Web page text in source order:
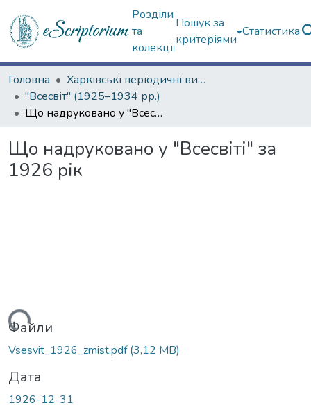
Розділи
та
колекції
Пошук за
критеріями
Статистика
Головна
Харківські періодичні видання
"Всесвіт" (1925–1934 рр.)
Що надруковано у "Всесвіті" за 1926 рік
Що надруковано у "Всесвіті" за
1926 рік
Файли
Vsesvit_1926_zmist.pdf(3,12 MB)
Дата
1926-12-31